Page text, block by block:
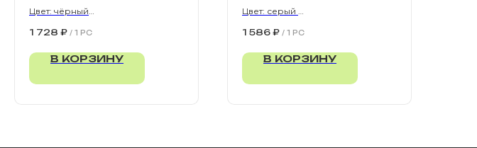
Цвет: чёрный
1 728 ₽ / 1 PC
В КОРЗИНУ
Цвет: серый
1 586 ₽ / 1 PC
В КОРЗИНУ